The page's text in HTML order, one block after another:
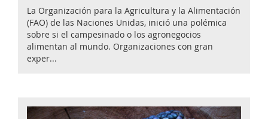
La Organización para la Agricultura y la Alimentación
(FAO) de las Naciones Unidas, inició una polémica
sobre si el campesinado o los agronegocios
alimentan al mundo. Organizaciones con gran
exper...